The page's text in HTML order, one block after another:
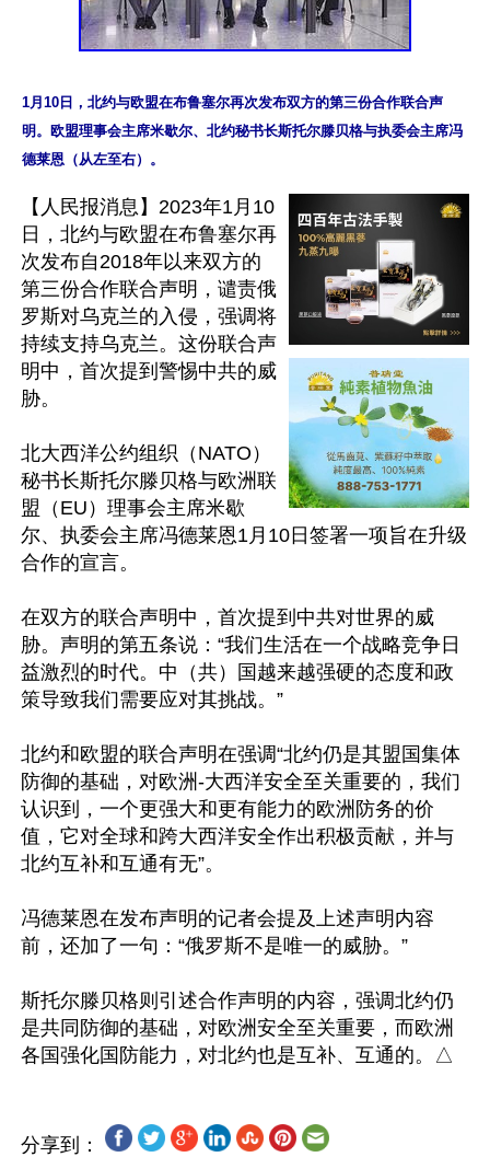
1月10日，北约与欧盟在布鲁塞尔再次发布双方的第三份合作联合声
明。欧盟理事会主席米歇尔、北约秘书长斯托尔滕贝格与执委会主席冯
【人民报消息】2023年1月10
日，北约与欧盟在布鲁塞尔再
次发布自2018年以来双方的
第三份合作联合声明，谴责俄
罗斯对乌克兰的入侵，强调将
持续支持乌克兰。这份联合声
明中，首次提到警惕中共的威
胁。
北大西洋公约组织（NATO）
秘书长斯托尔滕贝格与欧洲联
盟（EU）理事会主席米歇
尔、执委会主席冯德莱恩1月10日签署一项旨在升级
合作的宣言。
在双方的联合声明中，首次提到中共对世界的威
胁。声明的第五条说：“我们生活在一个战略竞争日
益激烈的时代。中（共）国越来越强硬的态度和政
策导致我们需要应对其挑战。”
北约和欧盟的联合声明在强调“北约仍是其盟国集体
防御的基础，对欧洲-大西洋安全至关重要的，我们
认识到，一个更强大和更有能力的欧洲防务的价
值，它对全球和跨大西洋安全作出积极贡献，并与
北约互补和互通有无”。
冯德莱恩在发布声明的记者会提及上述声明内容
前，还加了一句：“俄罗斯不是唯一的威胁。”
斯托尔滕贝格则引述合作声明的内容，强调北约仍
是共同防御的基础，对欧洲安全至关重要，而欧洲
分享到：